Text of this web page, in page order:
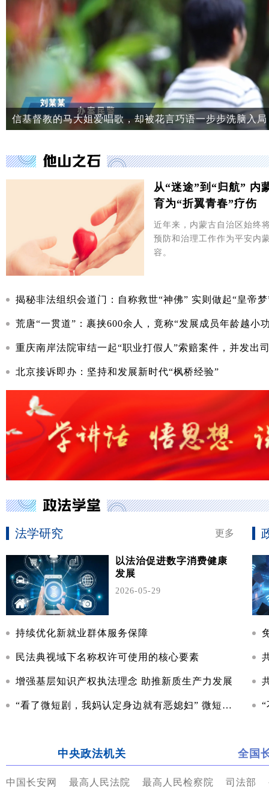
从“迷途”到“归航” 内
育为“折翼青春”疗伤
近年来，内蒙古自治区始终
预防和治理工作作为平安内
容。
揭秘非法组织会道门：自称救世“神佛” 实则做起“皇帝梦
荒唐“一贯道”：裹挟600余人，竟称“发展成员年龄越小
重庆南岸法院审结一起“职业打假人”索赔案件，并发出司法建议 900
北京接诉即办：坚持和发展新时代“枫桥经验”
法学研究 更多
以法治促进数字消费健康
发展
2026-05-29
持续优化新就业群体服务保障
民法典视域下名称权许可使用的核心要素
增强基层知识产权执法理念 助推新质生产力发展
“看了微短剧，我妈认定身边就有恶媳妇” 微短剧不良价值观调查 “
中央政法机关 全国
中国长安网 最高人民法院 最高人民检察院 司法部